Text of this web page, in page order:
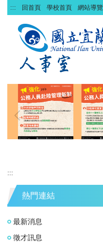
跳
到
::: 回首頁 學校首頁 網站導覽
:::
熱門連結
最新消息
徵才訊息